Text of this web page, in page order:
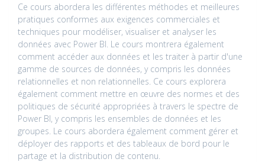
Ce cours abordera les différentes méthodes et meilleures
pratiques conformes aux exigences commerciales et
techniques pour modéliser, visualiser et analyser les
données avec Power BI. Le cours montrera également
comment accéder aux données et les traiter à partir d'une
gamme de sources de données, y compris les données
relationnelles et non relationnelles. Ce cours explorera
également comment mettre en œuvre des normes et des
politiques de sécurité appropriées à travers le spectre de
Power BI, y compris les ensembles de données et les
groupes. Le cours abordera également comment gérer et
déployer des rapports et des tableaux de bord pour le
partage et la distribution de contenu.